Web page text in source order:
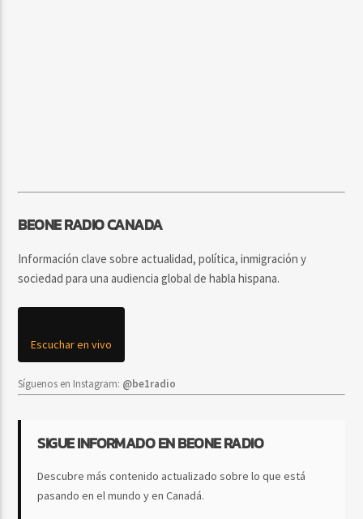
BEONE RADIO CANADA
Información clave sobre actualidad, política, inmigración y
sociedad para una audiencia global de habla hispana.
Escuchar en vivo
Síguenos en Instagram: @be1radio
SIGUE INFORMADO EN BEONE RADIO
Descubre más contenido actualizado sobre lo que está
pasando en el mundo y en Canadá.